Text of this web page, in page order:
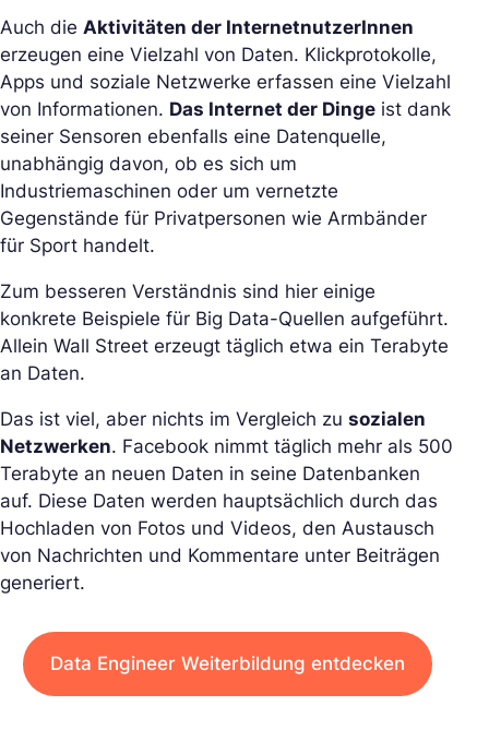
Auch die Aktivitäten der InternetnutzerInnen
erzeugen eine Vielzahl von Daten. Klickprotokolle,
Apps und soziale Netzwerke erfassen eine Vielzahl
von Informationen. Das Internet der Dinge ist dank
seiner Sensoren ebenfalls eine Datenquelle,
unabhängig davon, ob es sich um
Industriemaschinen oder um vernetzte
Gegenstände für Privatpersonen wie Armbänder
für Sport handelt.
Zum besseren Verständnis sind hier einige
konkrete Beispiele für Big Data-Quellen aufgeführt.
Allein Wall Street erzeugt täglich etwa ein Terabyte
an Daten.
Das ist viel, aber nichts im Vergleich zu sozialen
Netzwerken. Facebook nimmt täglich mehr als 500
Terabyte an neuen Daten in seine Datenbanken
auf. Diese Daten werden hauptsächlich durch das
Hochladen von Fotos und Videos, den Austausch
von Nachrichten und Kommentare unter Beiträgen
generiert.
Data Engineer Weiterbildung entdecken